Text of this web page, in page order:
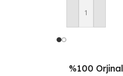
Sepete Ekle
%100